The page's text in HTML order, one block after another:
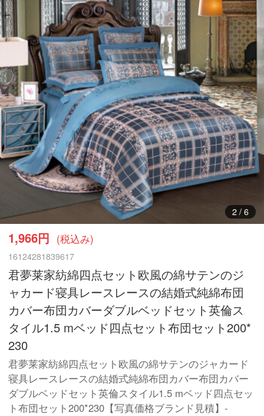
3/ 6
1,966円 (税込み)
16124281839617
君夢莱家紡綿四点セット欧風の綿サテンのジ
ャカード寝具レースレースの結婚式純綿布団
カバー布団カバーダブルベッドセット英倫ス
タイル1.5 mベッド四点セット布団セット200*
230
君夢莱家紡綿四点セット欧風の綿サテンのジャカード
寝具レースレースの結婚式純綿布団カバー布団カバー
ダブルベッドセット英倫スタイル1.5 mベッド四点セッ
ト布団セット200*230【写真価格ブランド見積】-